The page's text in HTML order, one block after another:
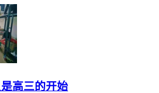
高三的开始